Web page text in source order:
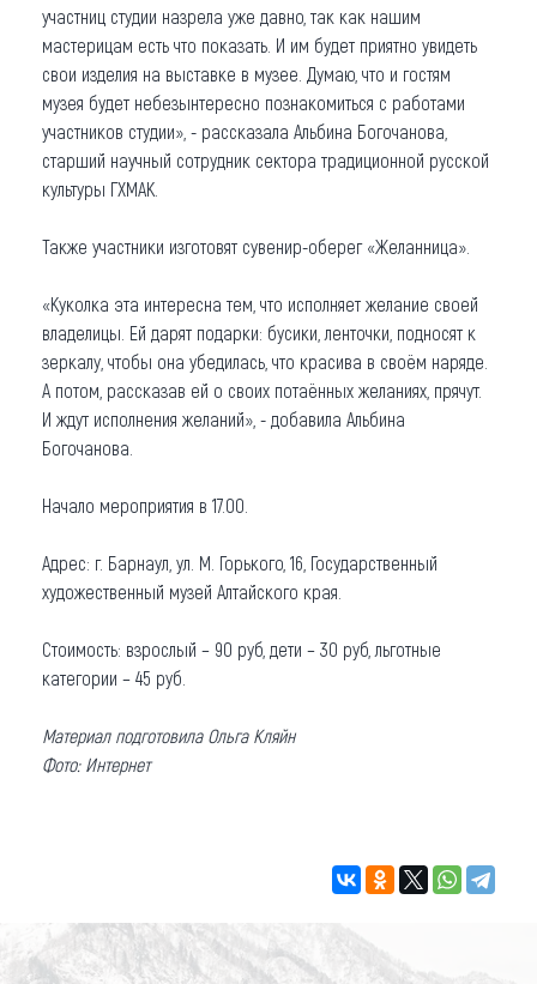
участниц студии назрела уже давно, так как нашим
мастерицам есть что показать. И им будет приятно увидеть
свои изделия на выставке в музее. Думаю, что и гостям
музея будет небезынтересно познакомиться с работами
участников студии», - рассказала Альбина Богочанова,
старший научный сотрудник сектора традиционной русской
культуры ГХМАК.
Также участники изготовят сувенир-оберег «Желанница».
«Куколка эта интересна тем, что исполняет желание своей
владелицы. Ей дарят подарки: бусики, ленточки, подносят к
зеркалу, чтобы она убедилась, что красива в своём наряде.
А потом, рассказав ей о своих потаённых желаниях, прячут.
И ждут исполнения желаний», - добавила Альбина
Богочанова.
Начало мероприятия в 17.00.
Адрес: г. Барнаул, ул. М. Горького, 16, Государственный
художественный музей Алтайского края.
Стоимость: взрослый – 90 руб, дети – 30 руб, льготные
категории – 45 руб.
Материал подготовила Ольга Кляйн
Фото: Интернет